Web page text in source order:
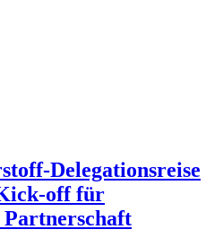
Delegationsreise
off für